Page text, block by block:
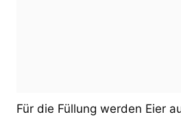
Für die Füllung werden Eier